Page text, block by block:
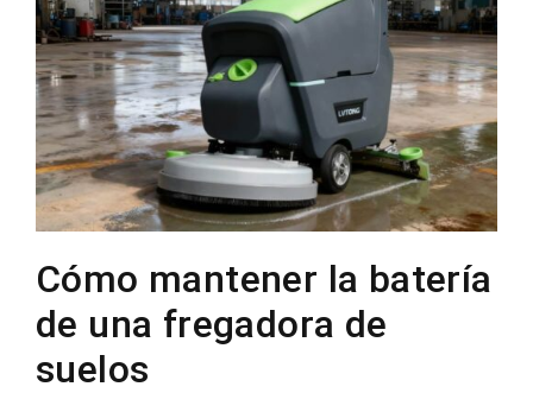
Cómo mantener la batería
de una fregadora de
suelos